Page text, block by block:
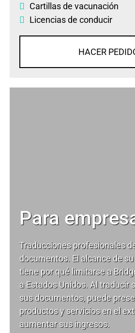
Cartillas de vacunación
Licencias de conducir
HACER
Para
Traducciones profesionales
documentos. El alcance de
tiene por qué limitarse a
a Estados Unidos. Al traducir
sus documentos, puede
productos y servicios en el
aumentar sus ingresos.